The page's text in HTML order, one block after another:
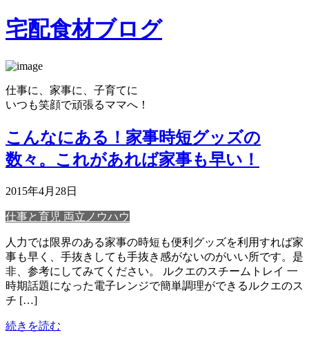
宅配食材ブログ
仕事に、家事に、子育てに
いつも笑顔で頑張るママへ！
こんなにある！家事時短グッズの
数々。これがあれば家事も早い！
2015年4月28日
仕事と育児 両立ノウハウ
人力では限界のある家事の時短も便利グッズを利用すれば家
事も早く、手抜きしても手抜き感がないのがいい所です。是
非、参考にしてみてください。 ルクエのスチームトレイ 一
時期話題になった電子レンジで簡単調理ができるルクエのス
チ […]
続きを読む